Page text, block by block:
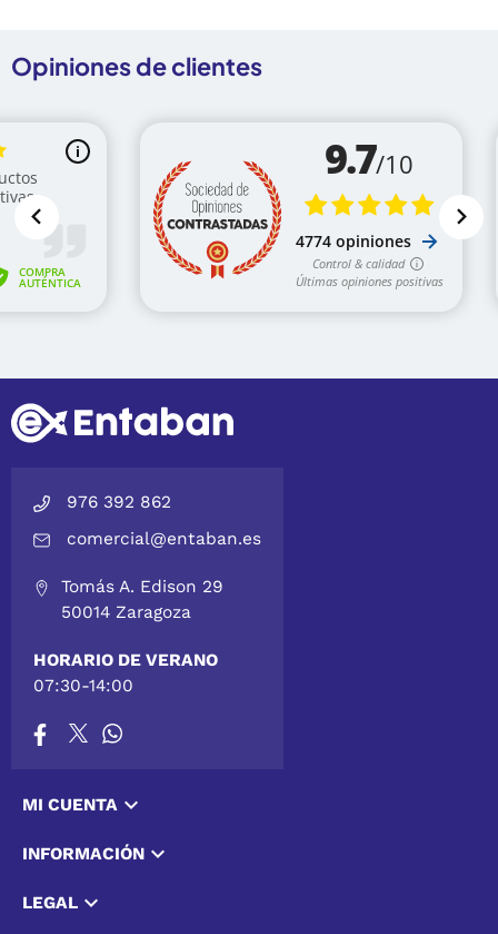
Opiniones de clientes
976 392 862
comercial@entaban.es
Tomás A. Edison 29
50014 Zaragoza
HORARIO DE VERANO
07:30-14:00
MI CUENTA 
INFORMACIÓN 
LEGAL 